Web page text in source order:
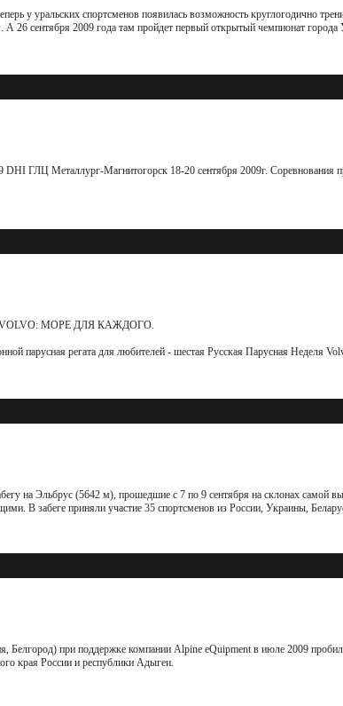
у уральских спортсменов появилась возможность круглогодично
А 26 сентября 2009 года там пройдет первый открытый чемпионат
ГЛЦ Металлург-Магнитогорск 18-20 сентября 2009г. Cоревнования
МОРЕ ДЛЯ КАЖДОГО.
парусная регата для любителей - шестая Русская Парусная Неделя
на Эльбрус (5642 м), прошедшие с 7 по 9 сентября на склонах самой
В забеге приняли участие 35 спортсменов из России, Украины,
при поддержке компании Alpine eQuipment в июле 2009
края России и республики Адыгеи.